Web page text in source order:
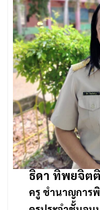
ธิดา ทิพยจิต
ครู ชำนาญการ